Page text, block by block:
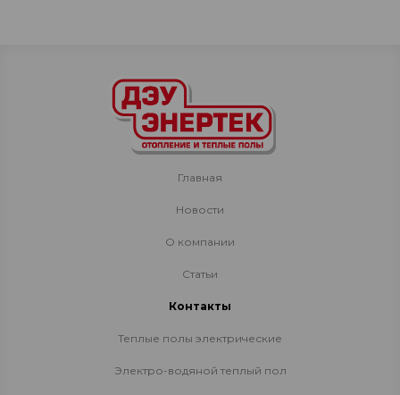
Главная
Новости
О компании
Статьи
Контакты
Теплые полы электрические
Электро-водяной теплый пол